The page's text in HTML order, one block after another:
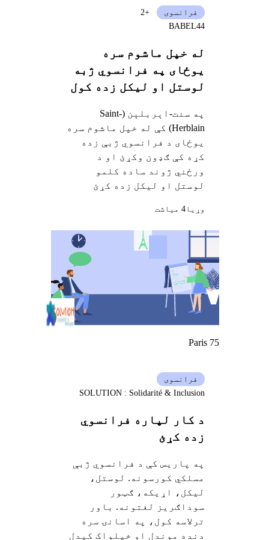
له خپل ماشوم سره
یوځای په فرانسوي ژبه
لوستل او لیکل زده کول
په سنت-اېربلېن (Saint-
Herblain) کې له خپل ماشوم سره
یوځای د فرانسوي ژبې زده
کړه کې ګډون وکړئ او د
ورځني ژوند ساده کلمو
لوستل او لیکل زده کړئ
فرانسوی
+2
BABEL44
وړيا4 میاشت
Paris 75
د کار لپاره فرانسوي
زده کړئ
په پاریس کې د فرانسوي ژبې
مسلکي کورسونه. لوستل،
لیکل، اړیکه، ګټور
سوداګریز لغتونه. باور
ترلاسه کول، په اسانۍ سره
دنده موندل او خپلواک کیدل
فرانسوی
SOLUTION : Solidarité & Inclusion